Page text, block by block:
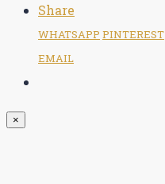
Share
WHATSAPP PINTEREST
EMAIL
×